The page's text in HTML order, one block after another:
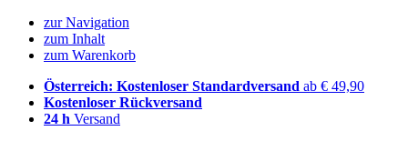
zur Navigation
zum Inhalt
zum Warenkorb
Österreich: Kostenloser Standardversand ab € 49,90
Kostenloser Rückversand
24 h Versand